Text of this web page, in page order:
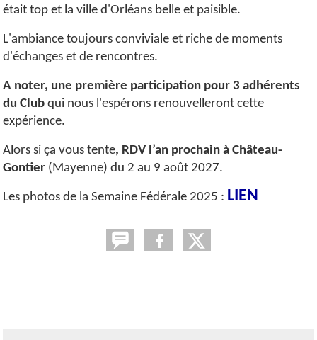
était top et la ville d'Orléans belle et paisible.
L'ambiance toujours conviviale et riche de moments
d'échanges et de rencontres.
A noter, une première participation pour 3 adhérents
du Club qui nous l'espérons renouvelleront cette
expérience.
Alors si ça vous tente, RDV l’an prochain à Château-
Gontier (Mayenne) du 2 au 9 août 2027.
Les photos de la Semaine Fédérale 2025 : LIEN